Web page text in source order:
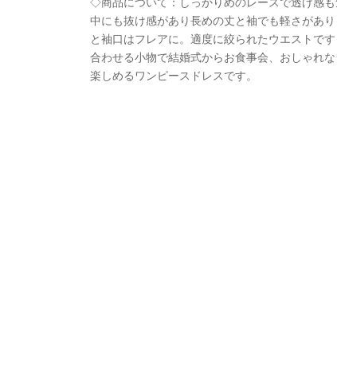
中にも抜け感があり長めの丈と袖でも軽さがあ
と袖口はフレアに。適度に絞られたウエストで
合わせる小物で結婚式からお食事会、おしゃれ
楽しめるワンピースドレスです。